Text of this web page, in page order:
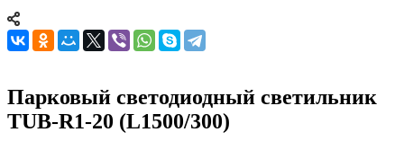
Парковый светодиодный светильник
TUB-R1-20 (L1500/300)